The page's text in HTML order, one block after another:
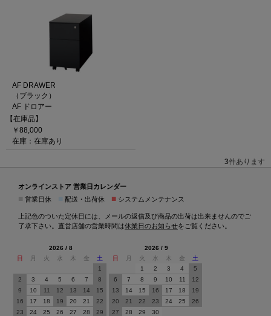
AF DRAWER
（ブラック）
AF ドロアー
【在庫品】
￥88,000
在庫：在庫あり
3件あります
オンラインストア 営業日カレンダー
営業日休 配送・出荷休 ■ システムメンテナンス
上記色のついた定休日には、メールの返信及び商品の出荷は出来ませんのでご
了承下さい。直営店舗の営業時間は休業日のお知らせをご覧ください。
2026 / 8
日
月 火 水 木 金
土
1
2
3 4 5 6 7
8
9
10 11 12 13 14
15
16
17 18 19 20 21
22
23
24 25 26 27 28
29
2026 / 9
日
月 火 水 木 金
土
1
2 3 4
5
6
7 8 9 10 11
12
13
14 15 16 17 18
19
20
21 22 23 24 25
26
27
28 29 30